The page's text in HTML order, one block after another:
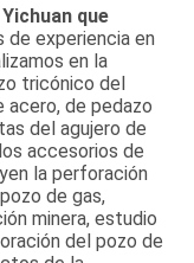
que
de experiencia en
en la
tricónico del
de pedazo
del agujero de
accesorios de
la perforación
de gas,
minera, estudio
del pozo de